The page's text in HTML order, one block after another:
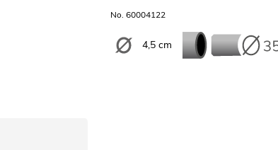
No. 60004122
4,5 cm